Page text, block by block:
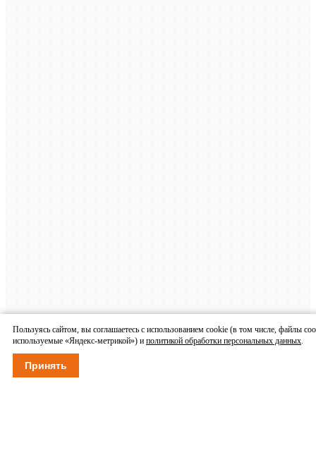
Пользуясь сайтом, вы соглашаетесь с использованием cookie (в том числе, файлы
используемые «Яндекс-метрикой») и политикой обработки персональных данных.
Принять